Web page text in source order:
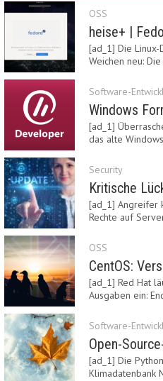
OSS
[ad_1] Die
Weichen neu:
Software-
Windows
[ad_1]
das alte
Security
[ad_1] Angreifer
Rechte auf
OSS
[ad_1] Red Hat
Ausgaben ein:
Software-
[ad_1] Die
Klimadatenbank